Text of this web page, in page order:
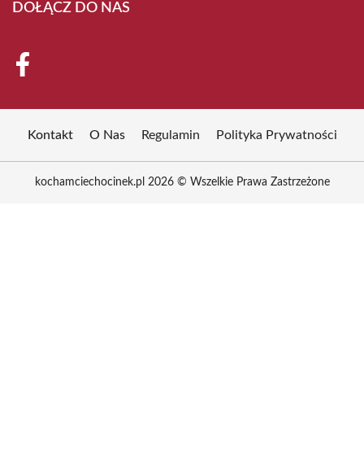
DOŁĄCZ DO NAS
Kontakt O Nas Regulamin Polityka Prywatności
kochamciechocinek.pl 2026 © Wszelkie Prawa Zastrzeżone